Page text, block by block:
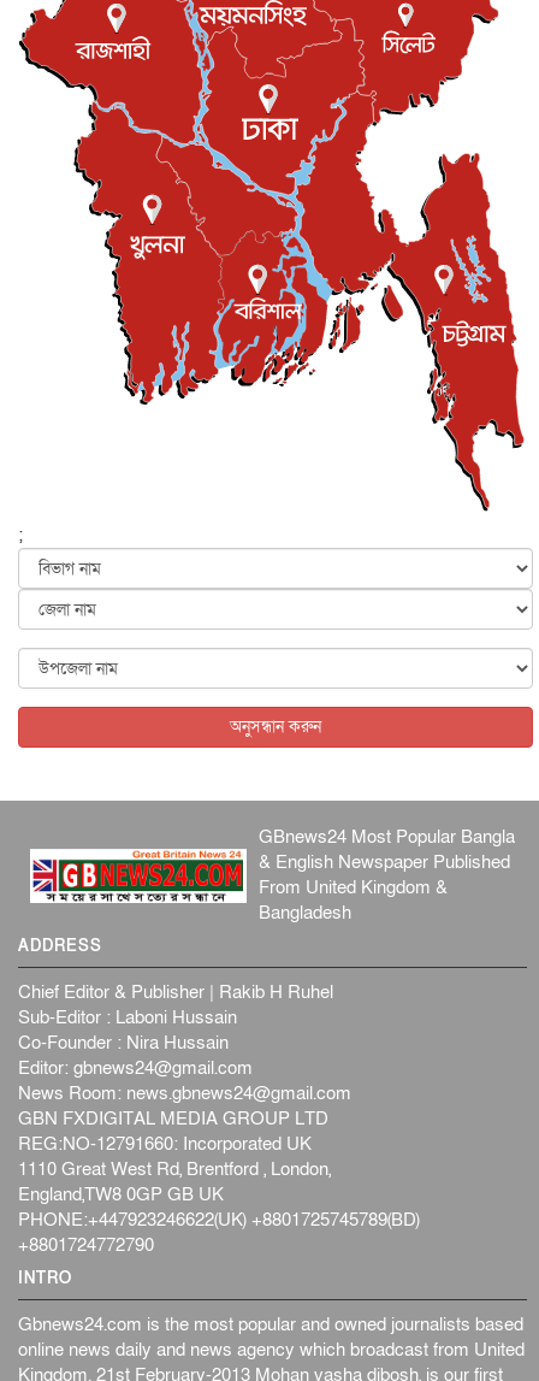
যুক্তরাজ্যে বসবাসরত জাতীয়তাবাদী কুলাউড়াবাসীর মত বিনিময়
সভা...
ইউকে কমিউনিটি ৫ আগস্ট, ২০২৬
প্রধানমন্ত্রীকে সৌদি আরব সফরের আমন্ত্রণ
জাতীয় ৫ আগস্ট, ২০২৬
জুলাই গণ-অভ্যুত্থান দিবস আজ, স্মরণে দেশজুড়ে কর্মসূচি
জাতীয় ৫ আগস্ট, ২০২৬
জনগণ পরিবর্তন চেয়েছে বলেই জুলাই আন্দোলন সফল :
৫ আগস্ট, ২০২৬
বেনজীর আহমেদের সঙ্গে পরীমনির ঘনিষ্ঠ সম্পর্ক ছিল : নাসির
মাহম...
জাতীয় ৫ আগস্ট, ২০২৬
হরমুজ নিয়ে ইরান-মার্কিন চুক্তি হতে পারে আজ : মার্কিন অর্থমন...
৫ আগস্ট, ২০২৬
পৃথিবীর দিকে আসছে বিধ্বংসী বস্তু, পারমাণবিক বোমা দিয়ে করা
আন্তর্জাতিক ৫ আগস্ট, ২০২৬
কেনিয়ায় ১৫ হাতির রহস্যজনক মৃত্যু, সন্দেহের মুখে কীটনাশকের
আন্তর্জাতিক ৫ আগস্ট, ২০২৬
;
অনুসন্ধান করুন
GBnews24 Most Popular Bangla
& English Newspaper Published
From United Kingdom &
Bangladesh
ADDRESS
Chief Editor & Publisher | Rakib H Ruhel
Sub-Editor : Laboni Hussain
Co-Founder : Nira Hussain
Editor: gbnews24@gmail.com
News Room: news.gbnews24@gmail.com
GBN FXDIGITAL MEDIA GROUP LTD
REG:NO-12791660: Incorporated UK
1110 Great West Rd, Brentford , London,
England,TW8 0GP GB UK
PHONE:+447923246622(UK) +8801725745789(BD)
+8801724772790
INTRO
Gbnews24.com is the most popular and owned journalists based
online news daily and news agency which broadcast from United
Kingdom. 21st February-2013 Mohan vasha dibosh, is our first